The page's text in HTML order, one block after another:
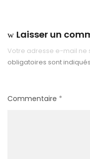
Laisser un
Votre adresse e-mail ne
obligatoires sont
Commentaire *